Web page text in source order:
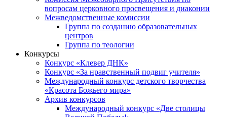
вопросам церковного просвещения и диаконии
Межведомственные комиссии
Группа по созданию образовательных
центров
Группа по теологии
Конкурсы
Конкурс «Клевер ДНК»
Конкурс «За нравственный подвиг учителя»
Международный конкурс детского творчества
«Красота Божьего мира»
Архив конкурсов
Международный конкурс «Две столицы